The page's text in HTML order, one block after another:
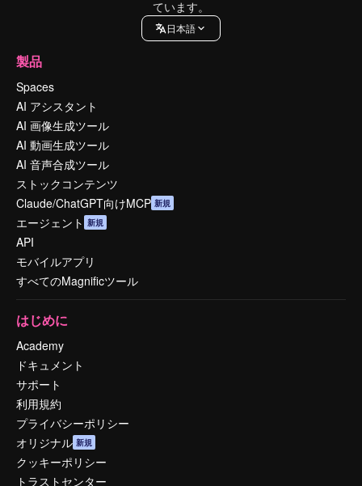
ています。
日本語
製品
Spaces
AI アシスタント
AI 画像生成ツール
AI 動画生成ツール
AI 音声合成ツール
ストックコンテンツ
Claude/ChatGPT向けMCP 新規
エージェント 新規
API
モバイルアプリ
すべてのMagnificツール
はじめに
Academy
ドキュメント
サポート
利用規約
プライバシーポリシー
オリジナル 新規
クッキーポリシー
トラストセンター